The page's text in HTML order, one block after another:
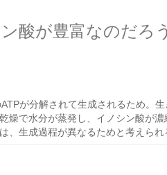
酸が豊富なのだろ
が分解されて生成されるため。生
燥で水分が蒸発し、イノシン酸が濃
、生成過程が異なるためと考えられ